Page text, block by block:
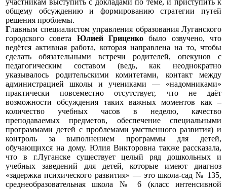
общему обсуждению и формированию стратегии путей
решения проблемы.
Главным специалистом управления образованияЛуганского
городского совета Юлией Гриценко было озвучено, что
ведётся активная работа, которая направлена на то, чтобы
сделать обязательными встречи родителей, опекунов с
педагогическим составом (ведь, как неоднократно
указывалось родительскими комитетами, контакт между
администрацией школы и учениками — «надомниками»
практически повсеместно отсутствует, что не даёт
возможности обсуждения таких важных моментов как –
количество учебных часов в неделю, качество
преподаваемых предметов, обеспечение специальными
программами детей с проблемами умственного развития) и
контроль за выполнением программы для детей,
обучающихся на дому. Юлия Викторовна также рассказала,
что в г.Луганске существует целый ряд дошкольных и
учебных заведений для детей, которые имеют диагноз
«задержка психического развития» — это школа-сад № 135,
среднеобразовательная школа № 6 (класс интенсивной